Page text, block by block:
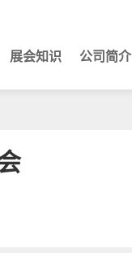
展会知识 公司简介